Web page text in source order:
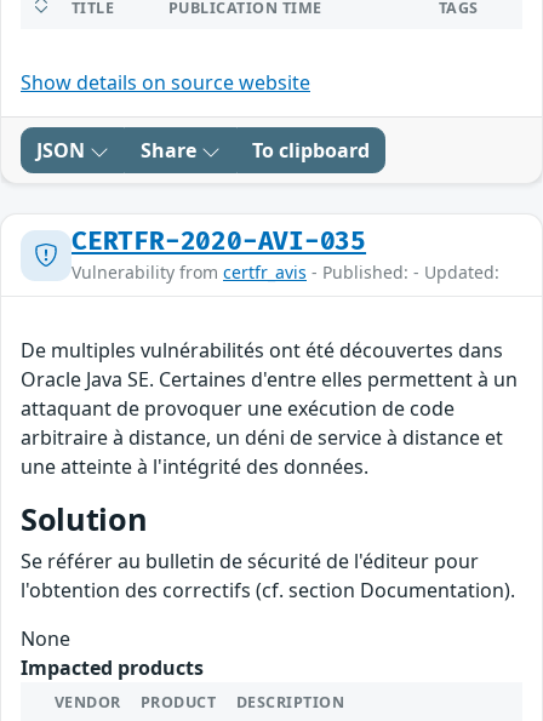
TITLE PUBLICATION TIME TAGS
Show details on source website
JSON Share To clipboard
CERTFR-2020-AVI-035
Vulnerability from certfr_avis - Published: - Updated:
De multiples vulnérabilités ont été découvertes dans
Oracle Java SE. Certaines d'entre elles permettent à un
attaquant de provoquer une exécution de code
arbitraire à distance, un déni de service à distance et
une atteinte à l'intégrité des données.
Solution
Se référer au bulletin de sécurité de l'éditeur pour
l'obtention des correctifs (cf. section Documentation).
None
Impacted products
VENDOR PRODUCT DESCRIPTION